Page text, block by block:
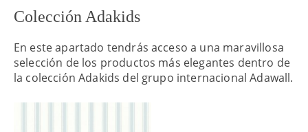
Colección Adakids
En este apartado tendrás acceso a una maravillosa
selección de los productos más elegantes dentro de
la colección Adakids del grupo internacional Adawall.